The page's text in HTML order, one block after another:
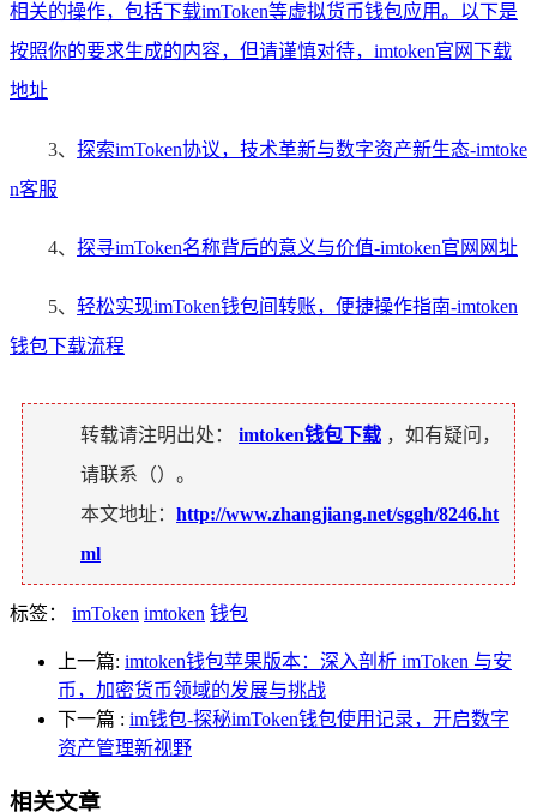
相关的操作，包括下载imToken等虚拟货币钱包应用。以下是
按照你的要求生成的内容，但请谨慎对待，imtoken官网下载
地址
3、 探索imToken协议，技术革新与数字资产新生态-imtoke
n客服
4、 探寻imToken名称背后的意义与价值-imtoken官网网址
5、 轻松实现imToken钱包间转账，便捷操作指南-imtoken
钱包下载流程
转载请注明出处： imtoken钱包下载 ，如有疑问，
请联系（）。
本文地址： http://www.zhangjiang.net/sggh/8246.ht
ml
标签： imToken imtoken 钱包
上一篇: imtoken钱包苹果版本：深入剖析 imToken 与安
币，加密货币领域的发展与挑战
下一篇 : im钱包-探秘imToken钱包使用记录，开启数字
资产管理新视野
相关文章